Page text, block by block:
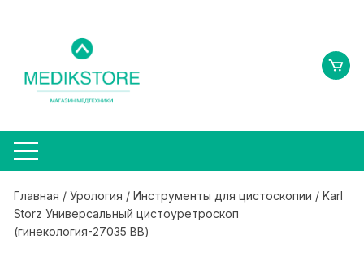
содержимому
Главная /Урология /Инструменты для цистоскопии / Karl
Storz Универсальный цистоуретроскоп
(гинекология-27035 ВВ)